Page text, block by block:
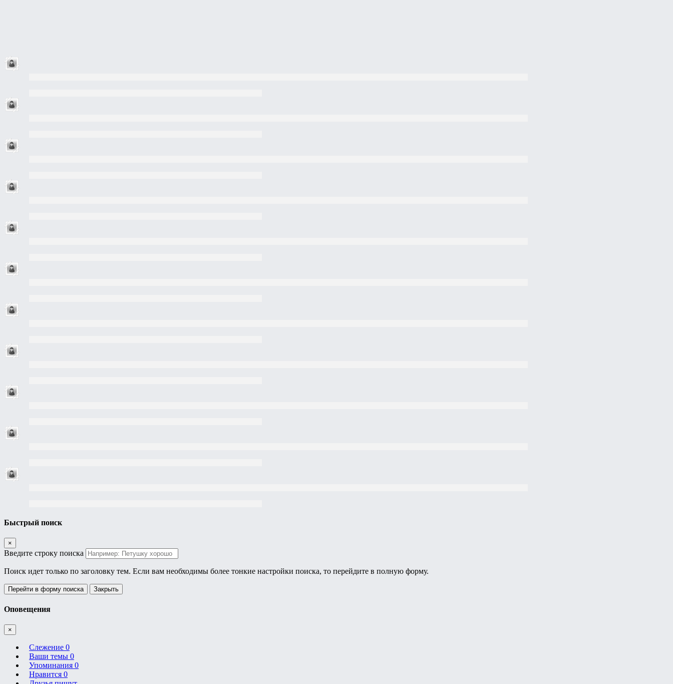
Быстрый поиск
×
Введите строку поиска
Поиск идет только по заголовку тем. Если вам необходимы более тонкие настройки поиска, то перейдите в полную форму.
Перейти в форму поиска Закрыть
Оповещения
×
Слежение 0
Ваши темы 0
Упоминания 0
Нравится 0